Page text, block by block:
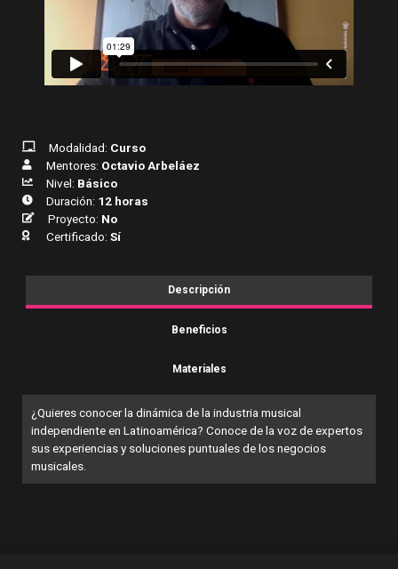
Modalidad: Curso
Mentores: Octavio Arbeláez
Nivel: Básico
Duración: 12 horas
Proyecto: No
Certificado: Sí
Descripción
Beneficios
Materiales
¿Quieres conocer la dinámica de la industria musical
independiente en Latinoamérica? Conoce de la voz de expertos
sus experiencias y soluciones puntuales de los negocios
musicales.